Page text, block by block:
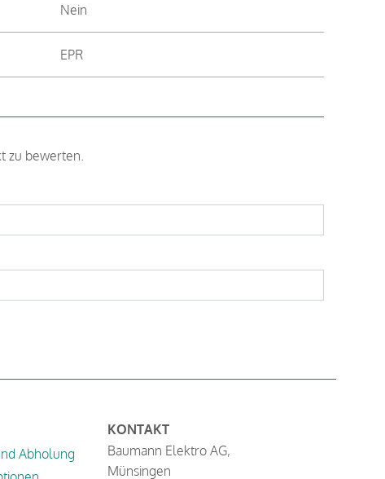
Nein
EPR
zu bewerten.
Abholung
KONTAKT
Baumann Elektro AG,
Münsingen